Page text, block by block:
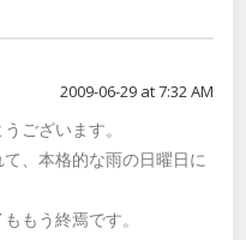
2009-06-29 at 7:32 AM
ございます。
、本格的な雨の日曜日に
もう終焉です。